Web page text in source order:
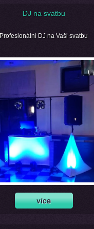
DJ na svatbu
Profesionální DJ na Vaši svatbu